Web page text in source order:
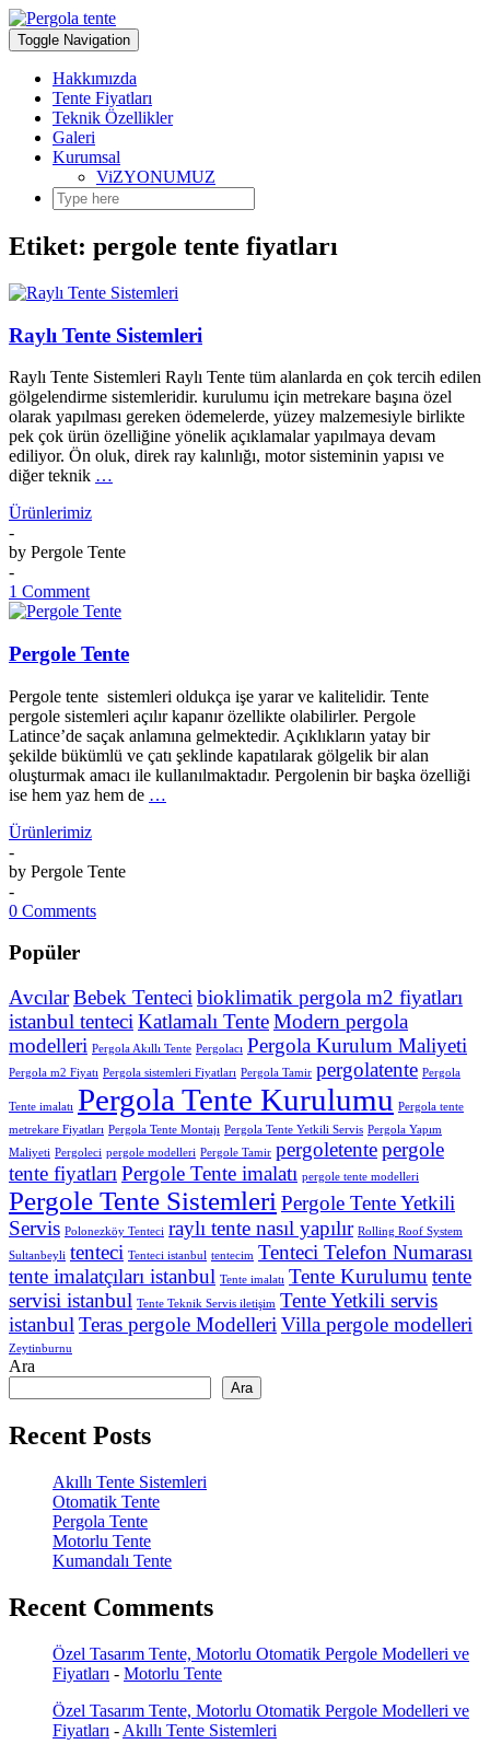
Skip
to
content
Toggle Navigation
Hakkımızda
Tente Fiyatları
Teknik Özellikler
Galeri
Kurumsal
ViZYONUMUZ
Etiket: pergole tente fiyatları
Raylı Tente Sistemleri
Raylı Tente Sistemleri Raylı Tente tüm alanlarda en çok tercih edilen
gölgelendirme sistemleridir. kurulumu için metrekare başına özel
olarak yapılması gereken ödemelerde, yüzey malzemesiyle birlikte
pek çok ürün özelliğine yönelik açıklamalar yapılmaya devam
ediliyor. Ön oluk, direk ray kalınlığı, motor sisteminin yapısı ve
diğer teknik …
Ürünlerimiz
-
by Pergole Tente
-
1 Comment
Pergole Tente
Pergole tente sistemleri oldukça işe yarar ve kalitelidir. Tente
pergole sistemleri açılır kapanır özellikte olabilirler. Pergole
Latince’de saçak anlamına gelmektedir. Açıklıkların yatay bir
şekilde bükümlü ve çatı şeklinde kapatılarak gölgelik bir alan
oluşturmak amacı ile kullanılmaktadır. Pergolenin bir başka özelliği
ise hem yaz hem de …
Ürünlerimiz
-
by Pergole Tente
-
0 Comments
Popüler
AvcılarBebek Tenteci bioklimatik pergola m2 fiyatları
istanbul tenteci Katlamalı TenteModern pergola
modelleri Pergola Akıllı Tente Pergolacı Pergola Kurulum Maliyeti
Pergola m2 Fiyatı Pergola sistemleri Fiyatları Pergola Tamir pergolatente Pergola
Tente imalatı Pergola Tente Kurulumu Pergola tente
metrekare Fiyatları Pergola Tente Montajı Pergola Tente Yetkili Servis Pergola Yapım
Maliyeti Pergoleci pergole modelleri Pergole Tamir pergoletentepergole
tente fiyatları Pergole Tente imalatı pergole tente modelleri
Pergole Tente Sistemleri Pergole Tente Yetkili
Servis Polonezköy Tenteci raylı tente nasıl yapılır Rolling Roof System
Sultanbeyli tenteci Tenteci istanbul tentecim Tenteci Telefon Numarası
tente imalatçıları istanbul Tente imalatı Tente Kurulumu tente
servisi istanbul Tente Teknik Servis iletişim Tente Yetkili servis
istanbul Teras pergole Modelleri Villa pergole modelleri
Zeytinburnu
Ara
Ara
Recent Posts
Akıllı Tente Sistemleri
Otomatik Tente
Pergola Tente
Motorlu Tente
Kumandalı Tente
Recent Comments
Özel Tasarım Tente, Motorlu Otomatik Pergole Modelleri ve
Fiyatları - Motorlu Tente
Özel Tasarım Tente, Motorlu Otomatik Pergole Modelleri ve
Fiyatları - Akıllı Tente Sistemleri